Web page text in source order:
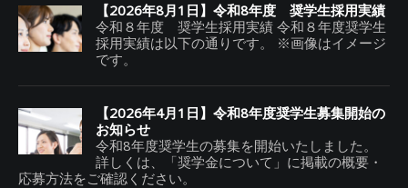
【2026年8月1日】令和8年度 奨学生採用実績
令和８年度 奨学生採用実績 令和８年度奨学生
採用実績は以下の通りです。 ※画像はイメージ
です。
【2026年4月1日】令和8年度奨学生募集開始の
お知らせ
令和8年度奨学生の募集を開始いたしました。
詳しくは、「奨学金について」に掲載の概要・
応募方法をご確認ください。